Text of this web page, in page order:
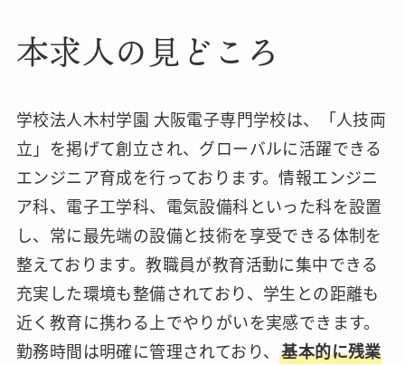
本求人の見どころ
学校法人木村学園 大阪電子専門学校は、「人技両
立」を掲げて創立され、グローバルに活躍できる
エンジニア育成を行っております。情報エンジニ
ア科、電子工学科、電気設備科といった科を設置
し、常に最先端の設備と技術を享受できる体制を
整えております。教職員が教育活動に集中できる
充実した環境も整備されており、学生との距離も
近く教育に携わる上でやりがいを実感できます。
勤務時間は明確に管理されており、基本的に残業